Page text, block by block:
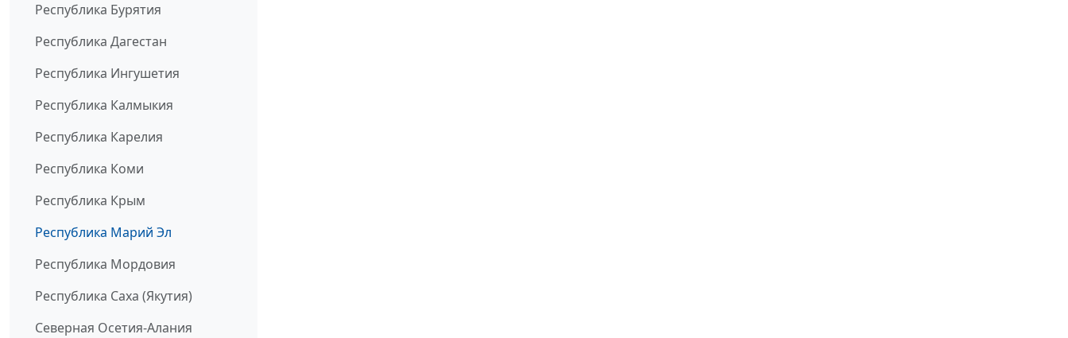
Республика Бурятия
Республика Дагестан
Республика Ингушетия
Республика Калмыкия
Республика Карелия
Республика Коми
Республика Крым
Республика Марий Эл
Республика Мордовия
Республика Саха (Якутия)
Северная Осетия-Алания